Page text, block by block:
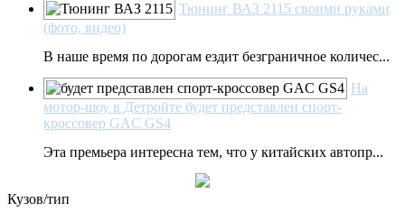
Тюнинг ВАЗ 2115 своими руками
(фото, видео)
В наше время по дорогам ездит безграничное количес...
На
мотор-шоу в Детройте будет представлен спорт-
кроссовер GAC GS4
Эта премьера интересна тем, что у китайских автопр...
Кузов/тип